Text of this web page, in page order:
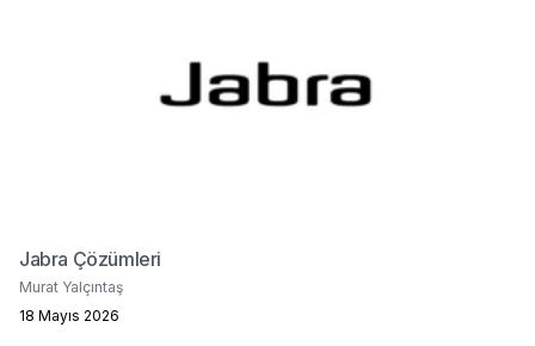
Jabra Çözümleri
Murat Yalçıntaş
18 Mayıs 2026